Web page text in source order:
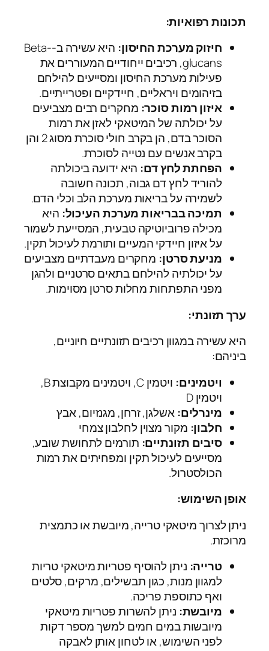
תכונות רפואיות:
חיזוק מערכת החיסון:
היא עשירה ב-Beta-
glucans, רכיבים ייחודיים המעוררים את
פעילות מערכת החיסון ומסייעים להילחם
בזיהומים ויראליים, חיידקיים ופטרייתיים.
איזון רמות סוכר: מחקרים רבים מצביעים
על יכולתה של המיטאקי לאזן את רמות
הסוכר בדם, הן בקרב חולי סוכרת מסוג 2 והן
בקרב אנשים עם נטייה לסוכרת.
הפחתת לחץ דם: היא ידועה ביכולתה
להוריד לחץ דם גבוה, תכונה חשובה
לשמירה על בריאות מערכת הלב וכלי הדם.
תמיכה בבריאות מערכת העיכול: היא
מכילה פרוביוטיקה טבעית, המסייעת לשמור
על איזון חיידקי המעיים ותורמת לעיכול תקין.
מניעת סרטן: מחקרים מעבדתיים מצביעים
על יכולתיה להילחם בתאים סרטניים ולהגן
מפני התפתחות מחלות סרטן מסוימות.
ערך תזונתי:
היא עשירה במגוון רכיבים תזונתיים חיוניים,
ביניהם:
ויטמינים:
ויטמין C, ויטמינים מקבוצת B,
ויטמין D
מינרלים: אשלגן, זרחן, מגנזיום, אבץ
חלבון: מקור מצוין לחלבון צמחי
סיבים תזונתיים: תורמים לתחושת שובע,
מסייעים לעיכול תקין ומפחיתים את רמות
הכולסטרול.
אופן השימוש:
ניתן לצרוך מיטאקי טרייה, מיובשת או כתמצית
מרוכזת.
טרייה: ניתן להוסיף פטריות מיטאקי טריות
למגוון מנות, כגון תבשילים, מרקים, סלטים
ואף כתוספת פריכה.
מיובשת: ניתן להשרות פטריות מיטאקי
מיובשות במים חמים למשך מספר דקות
לפני השימוש, או לטחון אותן לאבקה